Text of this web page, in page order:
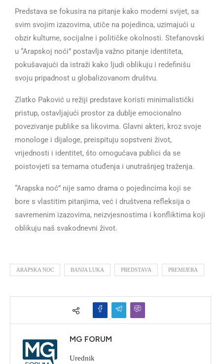
Predstava se fokusira na pitanje kako moderni svijet, sa
svim svojim izazovima, utiče na pojedinca, uzimajući u
obzir kulturne, socijalne i političke okolnosti. Stefanovski
u “Arapskoj noći” postavlja važno pitanje identiteta,
pokušavajući da istraži kako ljudi oblikuju i redefinišu
svoju pripadnost u globalizovanom društvu.
Zlatko Paković u režiji predstave koristi minimalistički
pristup, ostavljajući prostor za dublje emocionalno
povezivanje publike sa likovima. Glavni akteri, kroz svoje
monologe i dijaloge, preispituju sopstveni život,
vrijednosti i identitet, što omogućava publici da se
poistovjeti sa temama otuđenja i unutrašnjeg traženja.
“Arapska noć” nije samo drama o pojedincima koji se
bore s vlastitim pitanjima, već i društvena refleksija o
savremenim izazovima, neizvjesnostima i konfliktima koji
oblikuju naš svakodnevni život.
ARAPSKA NOC BANJA LUKA PREDSTAVA PREMIJERA
MG FORUM
Urednik